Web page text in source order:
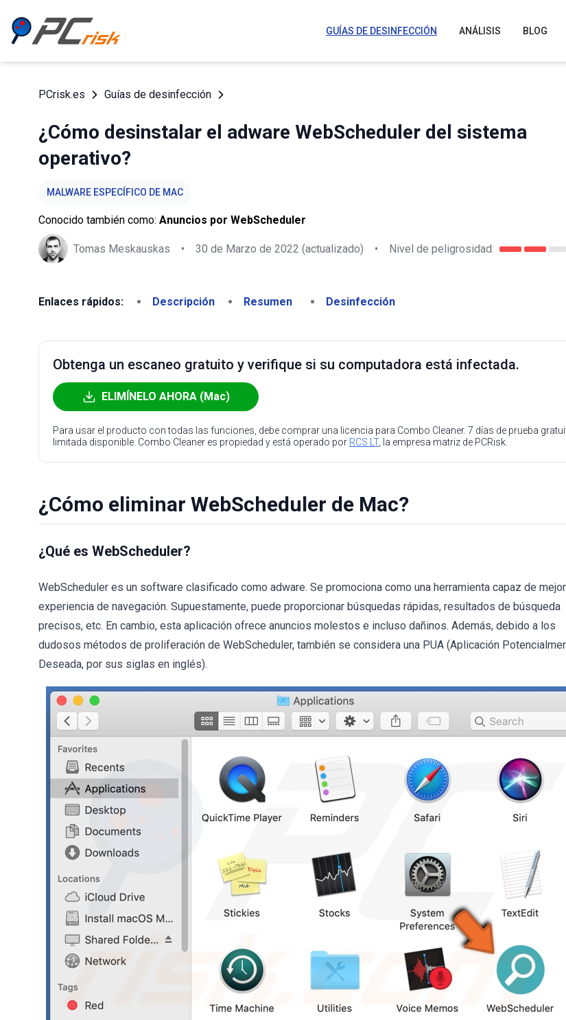
GUÍAS DE DESINFECCIÓN ANÁLISIS BLOG
PCrisk.es Guías de desinfección
¿Cómo desinstalar el adware WebScheduler del sistema
operativo?
MALWARE ESPECÍFICO DE MAC
Conocido también como: Anuncios por WebScheduler
Tomas Meskauskas • 30 de Marzo de 2022 (actualizado) • Nivel de peligrosidad:
Enlaces rápidos: Descripción Resumen Desinfección
Obtenga un escaneo gratuito y verifique si su computadora está infectada.
ELIMÍNELO AHORA (Mac)
Para usar el producto con todas las funciones, debe comprar una licencia para Combo Cleaner. 7 días de prueba
limitada disponible. Combo Cleaner es propiedad y está operado por RCS LT, la empresa matriz de PCRisk.
¿Cómo eliminar WebScheduler de Mac?
¿Qué es WebScheduler?
WebScheduler es un software clasificado como adware. Se promociona como una herramienta capaz de
experiencia de navegación. Supuestamente, puede proporcionar búsquedas rápidas, resultados de búsqueda
precisos, etc. En cambio, esta aplicación ofrece anuncios molestos e incluso dañinos. Además, debido a los
dudosos métodos de proliferación de WebScheduler, también se considera una PUA (Aplicación
Deseada, por sus siglas en inglés).